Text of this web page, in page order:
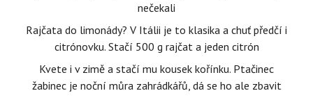
nečekali
Rajčata do limonády? V Itálii je to klasika a chuť předčí i
citrónovku. Stačí 500 g rajčat a jeden citrón
Kvete i v zimě a stačí mu kousek kořínku. Ptačinec
žabinec je noční můra zahrádkářů, dá se ho ale zbavit